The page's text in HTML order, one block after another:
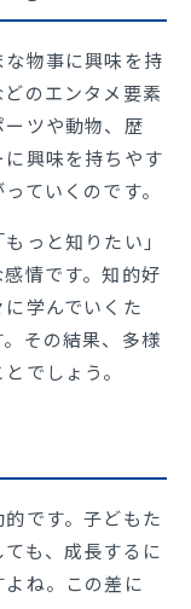
物事に興味を持
のエンタメ要素
ツや動物、歴
興味を持ちやす
ていくのです。
っと知りたい」
感情です。知的好
学んでいくた
その結果、多様
でしょう。
です。子どもた
も、成長するに
ね。この差に